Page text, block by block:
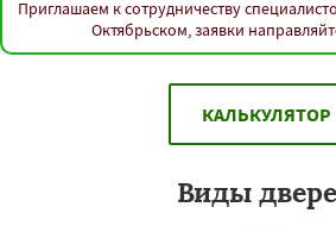
Приглашаем к сотрудничеству
Октябрьском, заявки
КАЛЬКУЛЯТОР
Виды